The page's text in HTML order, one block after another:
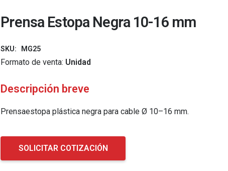
Prensa Estopa Negra 10-16 mm
SKU: MG25
Formato de venta: Unidad
Descripción breve
Prensaestopa plástica negra para cable Ø 10–16 mm.
SOLICITAR COTIZACIÓN